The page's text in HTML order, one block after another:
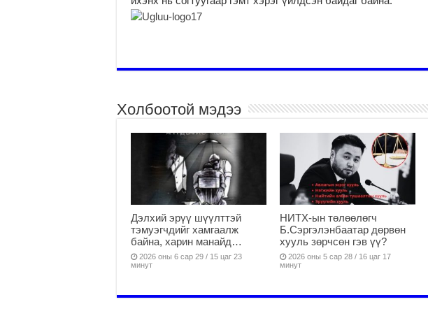
Холбоотой мэдээ
Дэлхий эрүү шүүлттэй
тэмуэгчдийг хамгаалж
байна, харин манайд…
2026 оны 6 сар 29 / 15 цаг 23
минут
НИТХ-ын төлөөлөгч
Б.Сэргэлэнбаатар дөрвөн
хууль зөрчсөн гэв үү?
2026 оны 5 сар 28 / 16 цаг 17
минут